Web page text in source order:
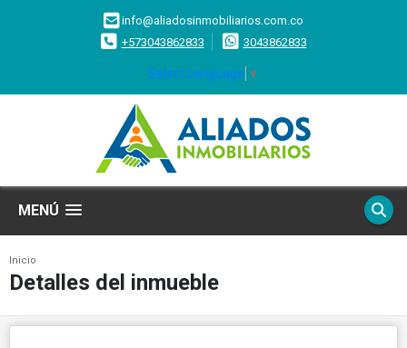
info@aliadosinmobiliarios.com.co
+573043862833
3043862833
Select Language ▼
MENÚ
Inicio
Detalles del inmueble